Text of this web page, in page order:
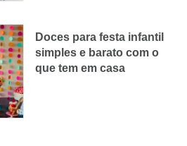
Doces para festa infantil
simples e barato com o
que tem em casa